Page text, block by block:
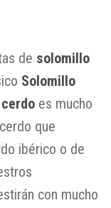
de solomillo
Solomillo
es mucho
que
ibérico o de
con mucho